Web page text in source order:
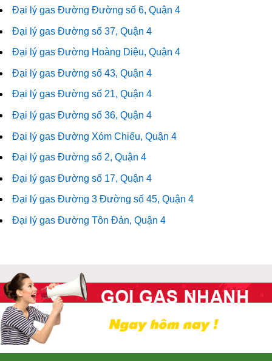
Đại lý gas Đường Đường số 6, Quận 4
Đại lý gas Đường số 37, Quận 4
Đại lý gas Đường Hoàng Diệu, Quận 4
Đại lý gas Đường số 43, Quận 4
Đại lý gas Đường số 21, Quận 4
Đại lý gas Đường số 36, Quận 4
Đại lý gas Đường Xóm Chiếu, Quận 4
Đại lý gas Đường số 2, Quận 4
Đại lý gas Đường số 17, Quận 4
Đại lý gas Đường 3 Đường số 45, Quận 4
Đại lý gas Đường Tôn Đản, Quận 4